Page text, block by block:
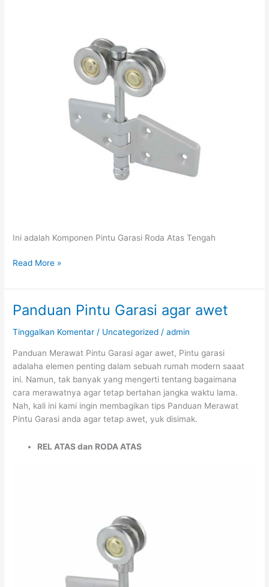
Ini adalah Komponen Pintu Garasi Roda Atas Tengah
Read More »
Panduan Pintu Garasi agar awet
Tinggalkan Komentar / Uncategorized /admin
Panduan Merawat Pintu Garasi agar awet, Pintu garasi
adalaha elemen penting dalam sebuah rumah modern saaat
ini. Namun, tak banyak yang mengerti tentang bagaimana
cara merawatnya agar tetap bertahan jangka waktu lama.
Nah, kali ini kami ingin membagikan tips Panduan Merawat
Pintu Garasi anda agar tetap awet, yuk disimak.
REL ATAS dan RODA ATAS
Panduan
Garasi